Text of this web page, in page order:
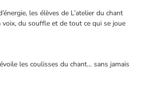
les élèves de L’atelier du chant
du souffle et de tout ce qui se joue
les coulisses du chant… sans jamais